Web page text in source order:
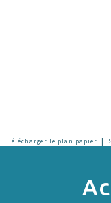
Télécharger le plan papier |